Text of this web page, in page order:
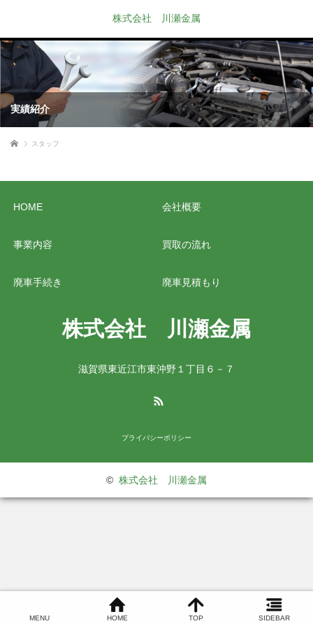
株式会社 川瀬金属
実績紹介
ホーム スタッフ
HOME 会社概要
事業内容 買取の流れ
廃車手続き 廃車見積もり
株式会社 川瀬金属
滋賀県東近江市東沖野１丁目６－７
プライバシーポリシー
MENU HOME TOP SIDEBAR
© 株式会社 川瀬金属